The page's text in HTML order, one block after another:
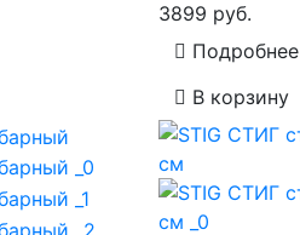
3899 руб.
Подробнее
В корзину